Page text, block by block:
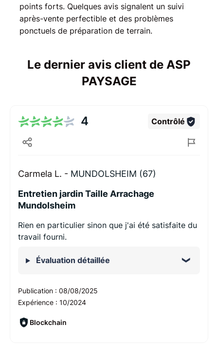
points forts. Quelques avis signalent un suivi
après-vente perfectible et des problèmes
ponctuels de préparation de terrain.
Le dernier avis client de ASP
PAYSAGE
4 Contrôlé
Carmela L. - MUNDOLSHEIM (67)
Entretien jardin Taille Arrachage
Mundolsheim
Rien en particulier sinon que j'ai été satisfaite du
travail fourni.
Évaluation détaillée
Publication : 08/08/2025
Expérience : 10/2024
Blockchain